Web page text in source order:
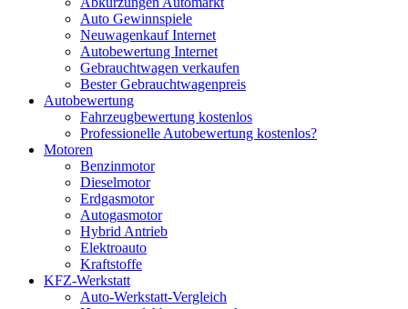
Auto Gewinnspiele
Neuwagenkauf Internet
Autobewertung Internet
Gebrauchtwagen verkaufen
Bester Gebrauchtwagenpreis
Autobewertung
Fahrzeugbewertung kostenlos
Professionelle Autobewertung kostenlos?
Motoren
Benzinmotor
Dieselmotor
Erdgasmotor
Autogasmotor
Hybrid Antrieb
Elektroauto
Kraftstoffe
KFZ-Werkstatt
Auto-Werkstatt-Vergleich